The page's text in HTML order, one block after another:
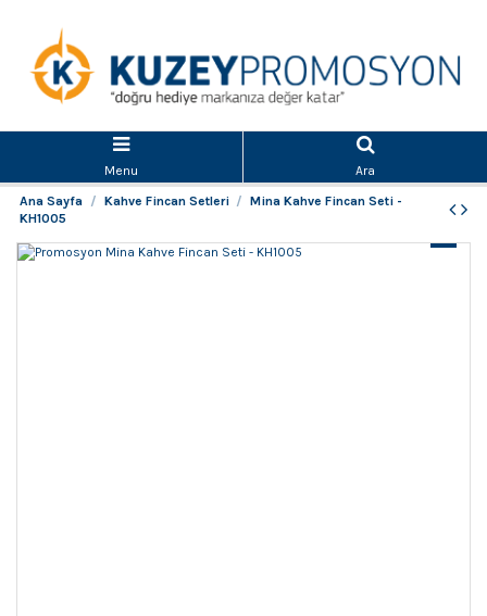
Menu
Ara
Ana Sayfa
Kahve Fincan Setleri
Mina Kahve Fincan Seti -
KH1005